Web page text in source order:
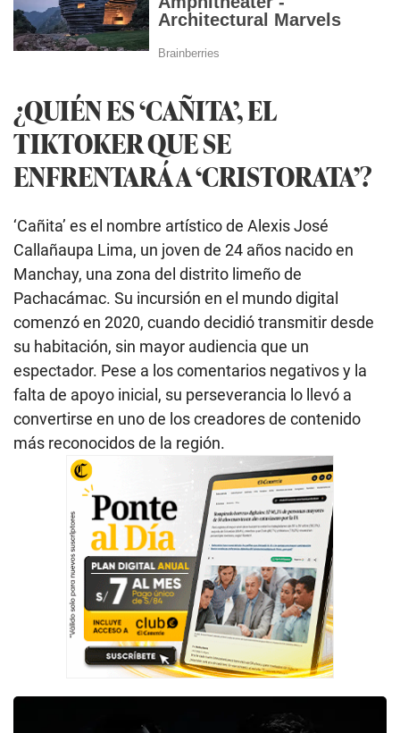
¿QUIÉN ES ‘CAÑITA’, EL
TIKTOKER QUE SE
ENFRENTARÁ A ‘CRISTORATA’?
‘Cañita’ es el nombre artístico de Alexis José
Callañaupa Lima, un joven de 24 años nacido en
Manchay, una zona del distrito limeño de
Pachacámac. Su incursión en el mundo digital
comenzó en 2020, cuando decidió transmitir desde
su habitación, sin mayor audiencia que un
espectador. Pese a los comentarios negativos y la
falta de apoyo inicial, su perseverancia lo llevó a
convertirse en uno de los creadores de contenido
más reconocidos de la región.